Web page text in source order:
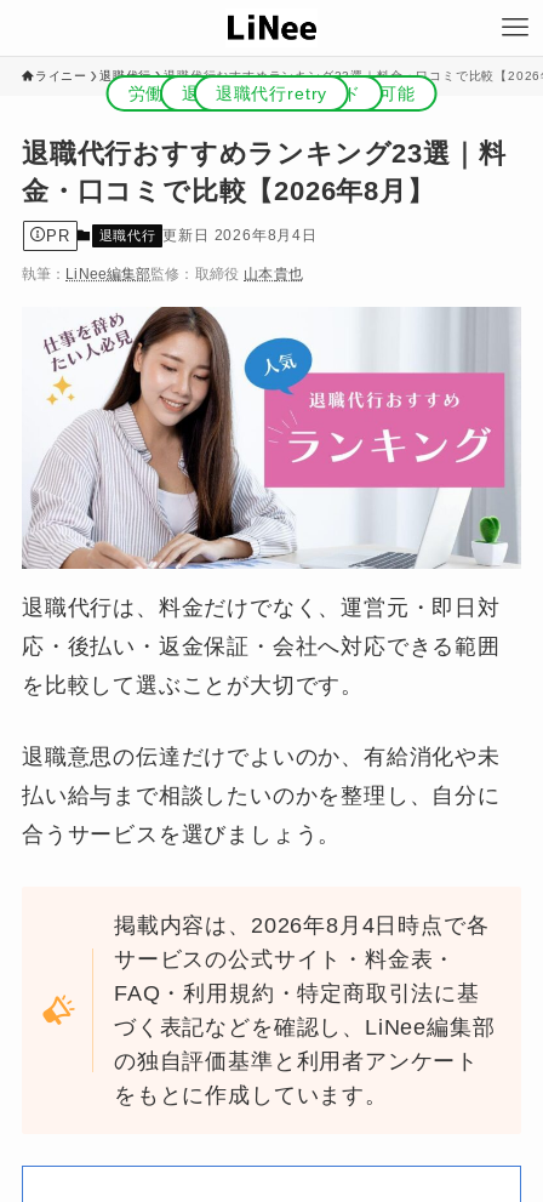
ライニー 退職代行 退職代行おすすめランキング23選｜料金・口コミで比較【
退職代行おすすめランキング23選｜料
金・口コミで比較【2026年8月】
PR 退職代行 2026年8月4日
執筆： LiNee編集部監修： 取締役 山本貴也
退職代行は、料金だけでなく、運営元・即日対
応・後払い・返金保証・会社へ対応できる範囲
を比較して選ぶことが大切です。
退職意思の伝達だけでよいのか、有給消化や未
払い給与まで相談したいのかを整理し、自分に
合うサービスを選びましょう。
掲載内容は、2026年8月4日時点で各
サービスの公式サイト・料金表・
FAQ・利用規約・特定商取引法に基
づく表記などを確認し、LiNee編集部
の独自評価基準と利用者アンケート
をもとに作成しています。
団体交渉で有給も相談可
労働組合運営で有給申請も相談可能
後払いも相談可
業界最安値級
男の退職代行
弁護士対応
退職代行ニコイチ
退職代行わたしNEXT
退職代行ヤメドキ
退職代行即ヤメ
弁護士法人ガイア
後払い可能
退職代行EXIT
退職代行スタイリード
退職代行retry